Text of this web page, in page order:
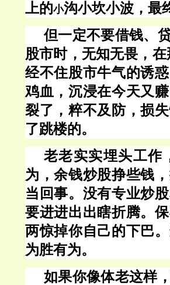
上的小沟小坎小波，最
但一定不要借钱、
股市时，无知无畏，在
经不住股市牛气的诱
鸡血，沉浸在今天又
裂了，粹不及防，损
了跳楼的。
老老实实埋头工作
为，余钱炒股挣些钱
当回事。没有专业炒
要进进出出瞎折腾。
两惊掉你自己的下巴
为胜有为。
如果你像体老这样